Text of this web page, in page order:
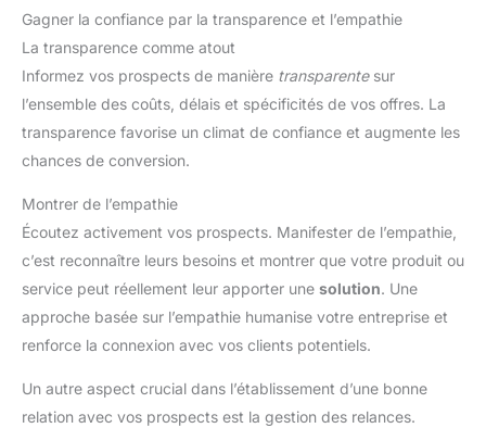
Gagner la confiance par la transparence et l’empathie
La transparence comme atout
Informez vos prospects de manière transparentesur
l’ensemble des coûts, délais et spécificités de vos offres. La
transparence favorise un climat de confiance et augmente les
chances de conversion.
Montrer de l’empathie
Écoutez activement vos prospects. Manifester de l’empathie,
c’est reconnaître leurs besoins et montrer que votre produit ou
service peut réellement leur apporter une solution. Une
approche basée sur l’empathie humanise votre entreprise et
renforce la connexion avec vos clients potentiels.
Un autre aspect crucial dans l’établissement d’une bonne
relation avec vos prospects est la gestion des relances.